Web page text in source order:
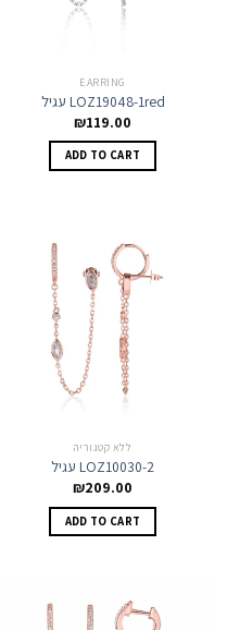
EARRING
עגיל LOZ19048-1red
₪119.00
ADD TO CART
ללא קטגוריה
עגיל LOZ10030-2
₪209.00
ADD TO CART